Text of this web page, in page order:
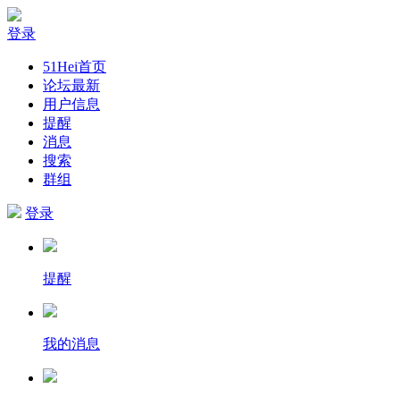
登录
51Hei首页
论坛最新
用户信息
提醒
消息
搜索
群组
登录
提醒
我的消息